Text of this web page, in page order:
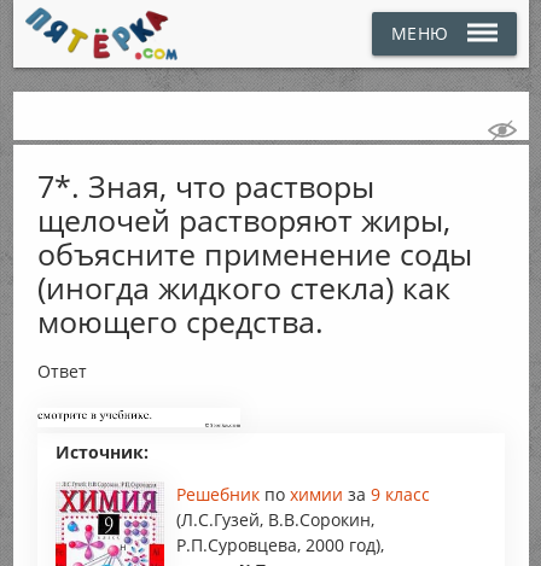
МЕНЮ
7*. Зная, что растворы
щелочей растворяют жиры,
объясните применение соды
(иногда жидкого стекла) как
моющего средства.
Ответ
Источник:
Решебник по химии за 9 класс
(Л.С.Гузей, В.В.Сорокин,
Р.П.Суровцева, 2000 год),